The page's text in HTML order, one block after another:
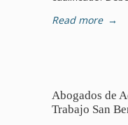
Read more →
Abogados de
Trabajo San